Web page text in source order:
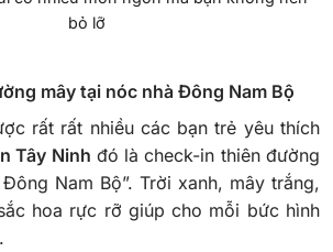
bỏ lỡ
mây tại nóc nhà Đông Nam Bộ
rất rất nhiều các bạn trẻ yêu thích
Tây Ninh đó là check-in thiên đường
Nam Bộ”. Trời xanh, mây trắng,
hoa rực rỡ giúp cho mỗi bức hình